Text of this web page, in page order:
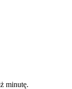
minutę.